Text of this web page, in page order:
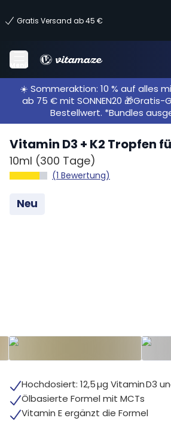
Gratis Versand ab 45 €
Menü
☀️ Sommeraktion: 10 % auf alles mit
ab 75 € mit SONNEN20 🎁Gratis-
Bestellwert. *Bundles
Vitamin D3 + K2 Tropfen
10ml (300 Tage)
(1 Bewertung)
Neu
Hochdosiert: 12,5 µg Vitamin D3
Ölbasierte Formel mit MCTs
Vitamin E ergänzt die Formel